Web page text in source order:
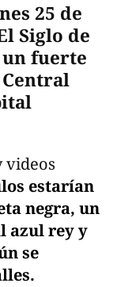
25 de
Siglo de
fuerte
videos
estarían
negra, un
azul rey y
se